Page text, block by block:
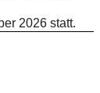
2026 statt.